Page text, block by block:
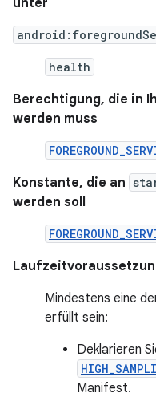
unter
health
Berechtigung, die in
werden muss
Konstante, die an
werden soll
Mindestens eine
erfüllt sein:
Deklarieren
Manifest.